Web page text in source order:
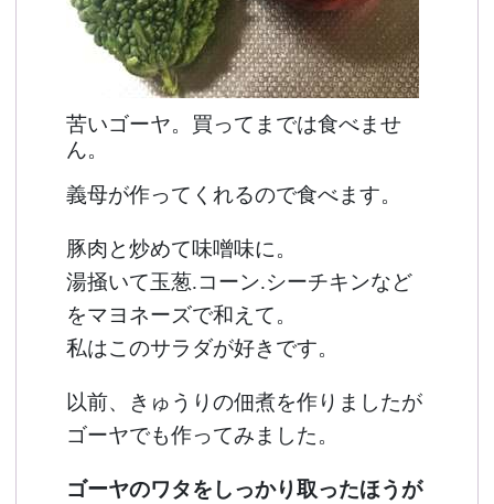
苦いゴーヤ。買ってまでは食べませ
ん。
義母が作ってくれるので食べます。
豚肉と炒めて味噌味に。
湯掻いて玉葱.コーン.シーチキンなど
をマヨネーズで和えて。
私はこのサラダが好きです。
以前、きゅうりの佃煮を作りましたが
ゴーヤでも作ってみました。
ゴーヤのワタをしっかり取ったほうが